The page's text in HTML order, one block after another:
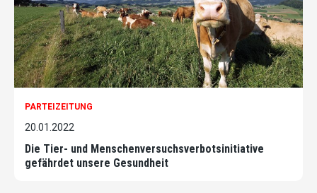
PARTEIZEITUNG
20.01.2022
Die Tier- und Menschenversuchsverbotsinitiative
gefährdet unsere Gesundheit